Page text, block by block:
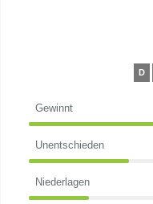
D
Gewinnt
Unentschieden
Niederlagen